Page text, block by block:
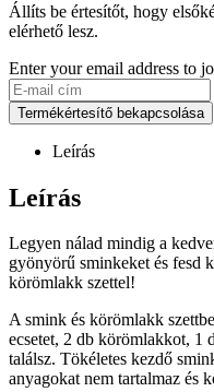
Állíts be értesítőt, hogy
elérhető lesz.
Enter your email address to
Termékértesítő bekapcsolása
Leírás
Leírás
Legyen nálad mindig a
gyönyörű sminkeket és fesd
körömlakk szettel!
A smink és körömlakk
ecsetet, 2 db körömlakkot, 1
találsz. Tökéletes kezdő
anyagokat nem tartalmaz és